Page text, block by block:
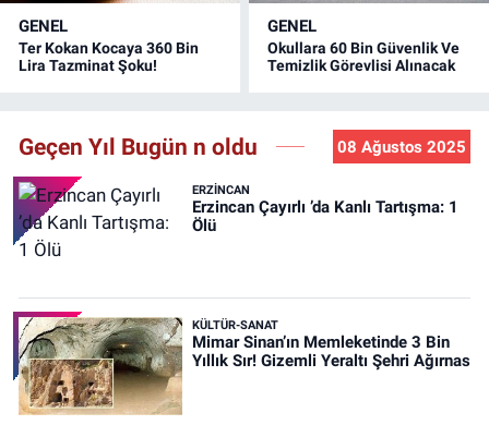
GENEL
Ter Kokan Kocaya 360 Bin
Lira Tazminat Şoku!
GENEL
Okullara 60 Bin Güvenlik Ve
Temizlik Görevlisi Alınacak
Geçen Yıl Bugün n oldu 08 Ağustos 2025
ERZINCAN
Erzincan Çayırlı ’da Kanlı Tartışma: 1
Ölü
KÜLTÜR-SANAT
Mimar Sinan’ın Memleketinde 3 Bin
Yıllık Sır! Gizemli Yeraltı Şehri Ağırnas